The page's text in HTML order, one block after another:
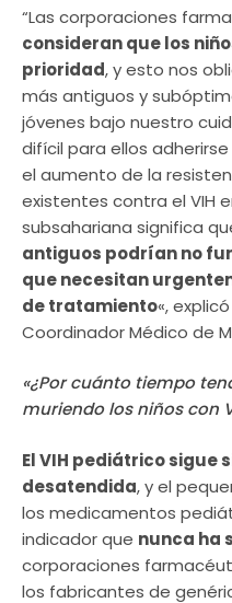
“Las corporaciones
consideran que los
prioridad, y esto nos
más antiguos y
jóvenes bajo nuestro
difícil para ellos
el aumento de la
existentes contra el VIH
subsahariana significa
antiguos podrían no
que necesitan
de tratamiento«,
Coordinador Médico de
«¿Por cuánto tiempo
muriendo los niños con
El VIH pediátrico sigue
desatendida, y el
los medicamentos
indicador que nunca ha
corporaciones
los fabricantes de